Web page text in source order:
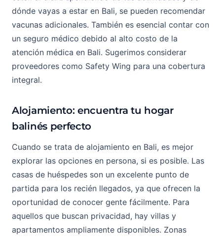
dónde vayas a estar en Bali, se pueden recomendar
vacunas adicionales. También es esencial contar con
un seguro médico debido al alto costo de la
atención médica en Bali. Sugerimos considerar
proveedores como Safety Wing para una cobertura
integral.
Alojamiento: encuentra tu hogar
balinés perfecto
Cuando se trata de alojamiento en Bali, es mejor
explorar las opciones en persona, si es posible. Las
casas de huéspedes son un excelente punto de
partida para los recién llegados, ya que ofrecen la
oportunidad de conocer gente fácilmente. Para
aquellos que buscan privacidad, hay villas y
apartamentos ampliamente disponibles. Zonas